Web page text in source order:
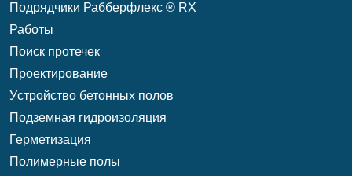
Подрядчики Рабберфлекс ® RX
Работы
Поиск протечек
Проектирование
Уcтройство бетонных полов
Подземная гидроизоляция
Герметизация
Полимерные полы